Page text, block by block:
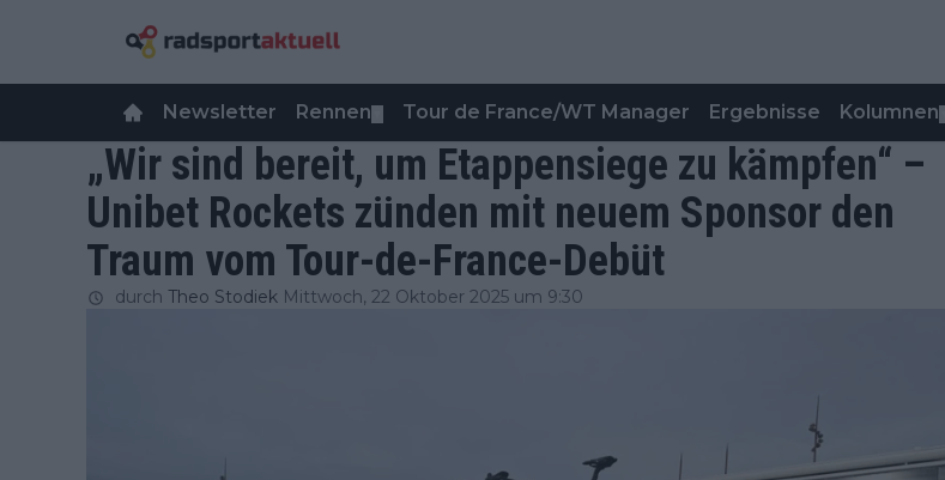
Newsletter Rennen Tour de France/WT Manager Ergebnisse Kolumnen
„Wir sind bereit, um Etappensiege zu kämpfen“ –
Unibet Rockets zünden mit neuem Sponsor den
Traum vom Tour-de-France-Debüt
durch Theo Stodiek Mittwoch, 22 Oktober 2025 um 9:30